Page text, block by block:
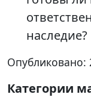
наследие?
Опубликовано:
Категории